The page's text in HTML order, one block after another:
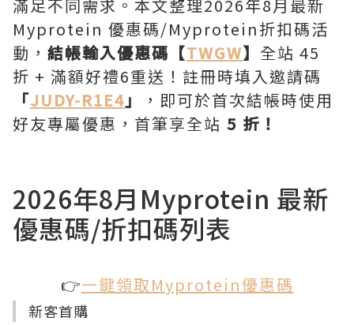
滿足不同需求。本文整理2026年8月最新
Myprotein 優惠碼/Myprotein折扣碼活
動， 結帳輸入優惠碼【TWGW】 全站 45
折 + 滿額好禮6重送！註冊時填入邀請碼
「JUDY-R1E4」
，即可於首次結帳時使用
好友專屬優惠，首筆享全站 5 折！
2026年8月Myprotein 最新
優惠碼/折扣碼列表
👉一鍵領取Myprotein優惠碼
新客首購